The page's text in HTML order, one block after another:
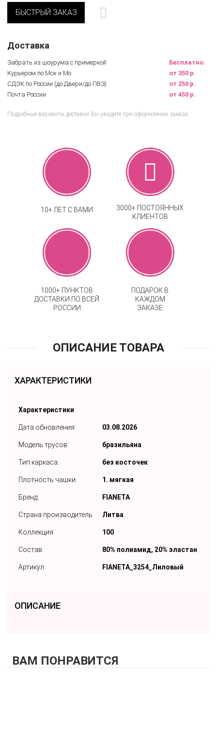
БЫСТРЫЙ ЗАКАЗ
Доставка
Забрать из шоурума с примеркой
Бесплатно
Курьером по Мск и Мо
от 350 р.
СДЭК по России (до Двери/до ПВЗ)
от 250 р.
Почта России
от 450 р.
Подробные варианты доставки Вы увидите при оформлении заказа
10+ ЛЕТ С ВАМИ
3000+ ПОСТОЯННЫХ
КЛИЕНТОВ
1000+ ПУНКТОВ
ДОСТАВКИ ПО ВСЕЙ
РОССИИ
ПОДАРОК В
КАЖДОМ
ЗАКАЗЕ
ОПИСАНИЕ ТОВАРА
ХАРАКТЕРИСТИКИ
Характеристики
Дата обновления: 03.08.2026
Модель трусов: бразильяна
Тип каркаса: без косточек
Плотность чашки: 1. мягкая
Бренд: FIANETA
Страна производитель: Литва
Коллекция: 100
Состав: 80% полиамид, 20% эластан
Артикул: FIANETA_3254_Лиловый
ОПИСАНИЕ
ВАМ ПОНРАВИТСЯ